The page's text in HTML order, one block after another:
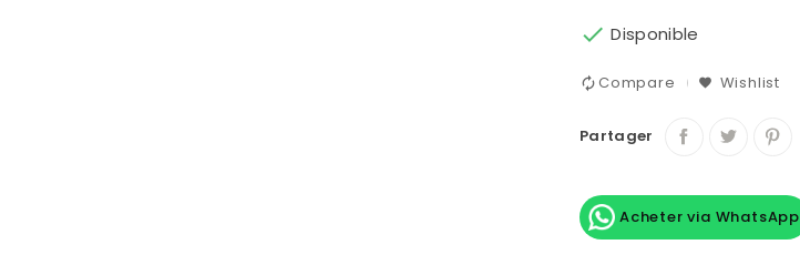
 Disponible
Compare Wishlist
Partager
Acheter via WhatsApp